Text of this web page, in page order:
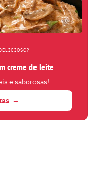
creme de leite
e saborosas!